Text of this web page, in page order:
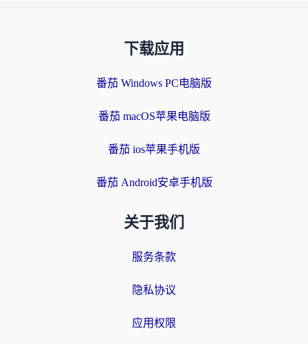
下载应用
番茄 Windows PC电脑版
番茄 macOS苹果电脑版
番茄 ios苹果手机版
番茄 Android安卓手机版
关于我们
服务条款
隐私协议
应用权限